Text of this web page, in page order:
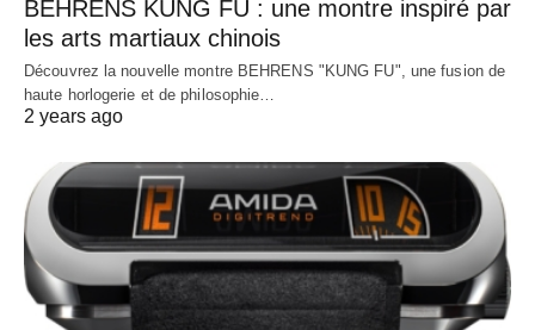
BEHRENS KUNG FU : une montre inspiré par
les arts martiaux chinois
Découvrez la nouvelle montre BEHRENS "KUNG FU", une fusion de
haute horlogerie et de philosophie…
2 years ago